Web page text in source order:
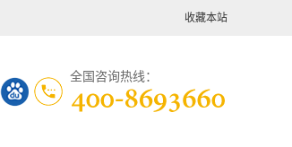
收藏本站
全国咨询热线：